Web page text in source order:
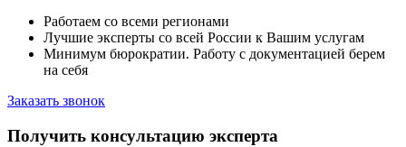
Работаем со всеми регионами
Лучшие эксперты со всей России к Вашим услугам
Минимум бюрократии. Работу с документацией берем
на себя
Заказать звонок
Получить консультацию эксперта